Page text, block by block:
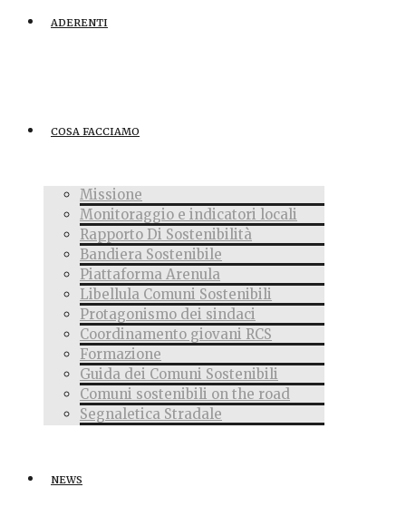
ADERENTI
COSA FACCIAMO
Missione
Monitoraggio e indicatori locali
Rapporto Di Sostenibilità
Bandiera Sostenibile
Piattaforma Arenula
Libellula Comuni Sostenibili
Protagonismo dei sindaci
Coordinamento giovani RCS
Formazione
Guida dei Comuni Sostenibili
Comuni sostenibili on the road
Segnaletica Stradale
NEWS